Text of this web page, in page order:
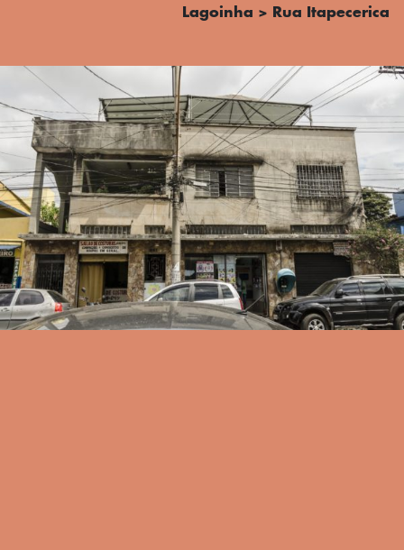
PODCAST
MAPA
SOBRE
INSTAGRAM
CONTATO
FICHA
TÉCNICA
Lagoinha > Rua Itapecerica